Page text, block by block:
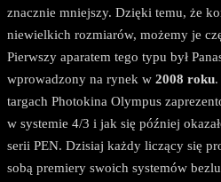
znacznie mniejszy. Dzięki temu, że
niewielkich rozmiarów, możemy je
Pierwszy aparatem tego typu był
wprowadzony na rynek w 2008 roku
targach Photokina Olympus
w systemie 4/3 i jak się później
serii PEN. Dzisiaj każdy liczący się
sobą premiery swoich systemów